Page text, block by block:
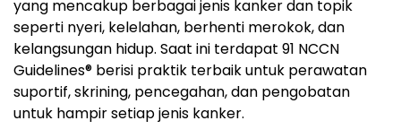
yang mencakup berbagai jenis kanker dan topik
seperti nyeri, kelelahan, berhenti merokok, dan
kelangsungan hidup. Saat ini terdapat 91 NCCN
Guidelines® berisi praktik terbaik untuk perawatan
suportif, skrining, pencegahan, dan pengobatan
untuk hampir setiap jenis kanker.